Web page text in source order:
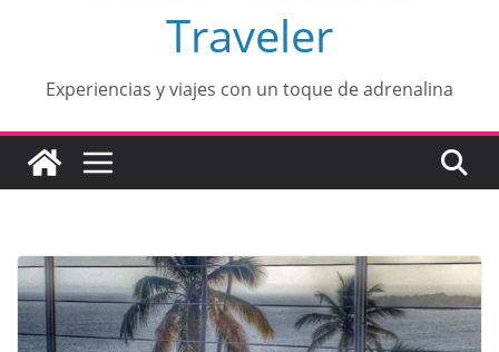
Traveler
Experiencias y viajes con un toque de adrenalina